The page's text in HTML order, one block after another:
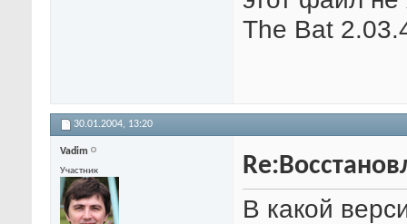
The Bat
30.01.2004, 13:20
Vadim
Участник
В какой